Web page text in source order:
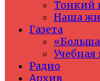
Тонкий
Наша
Газета
Учебная
Радио
Архив